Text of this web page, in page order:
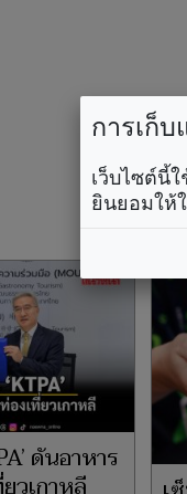
ดันอาหาร
การเก็
เว็บไซต์นี้
ยินยอมให้